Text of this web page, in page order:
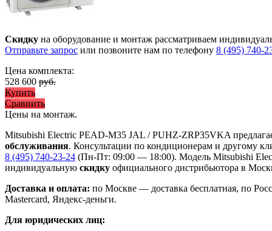
Скидку на оборудование и монтаж рассматриваем
Отправьте запрос или позвоните нам по телефону 8 (495) 740-
Цена комплекта:
528 600 руб.
Купить
Сравнить
Цены на монтаж.
Mitsubishi Electric PEAD-M35 JAL / PUHZ-ZRP35VKA
обслуживания. Консультации по кондиционерам и другому
8 (495) 740-23-24 (Пн-Пт: 09:00 — 18:00). Модель Mitsubishi
индивидуальную скидку официального дистрибьютора в
Доставка и оплата: по Москве — доставка бесплатная, по
Mastercard, Яндекс-деньги.
Для юридических лиц: